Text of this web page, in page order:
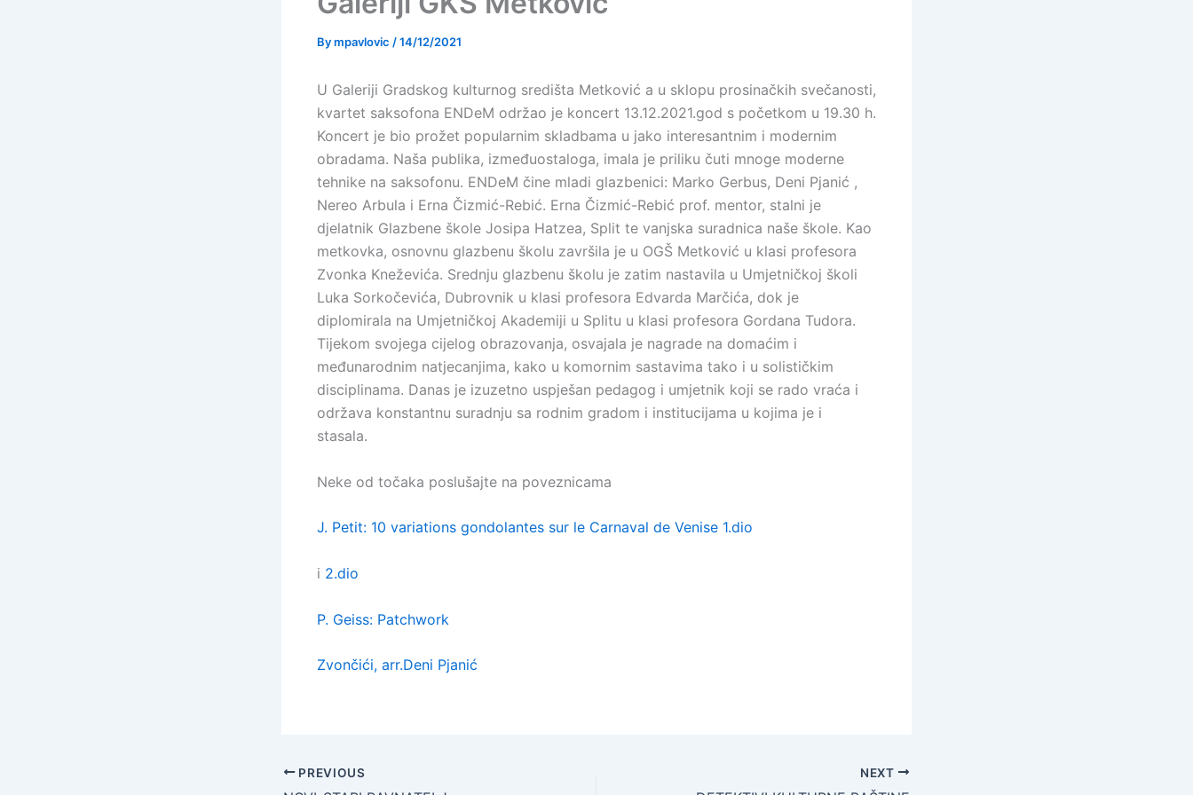
Bympavlovic /14/12/2021
U Galeriji Gradskog kulturnog središta Metković a u sklopu prosinačkih svečanosti,
kvartet saksofona ENDeM održao je koncert 13.12.2021.god s početkom u 19.30 h.
Koncert je bio prožet popularnim skladbama u jako interesantnim i modernim
obradama. Naša publika, izmeđuostaloga, imala je priliku čuti mnoge moderne
tehnike na saksofonu. ENDeM čine mladi glazbenici: Marko Gerbus, Deni Pjanić ,
Nereo Arbula i Erna Čizmić-Rebić. Erna Čizmić-Rebić prof. mentor, stalni je
djelatnik Glazbene škole Josipa Hatzea, Split te vanjska suradnica naše škole. Kao
metkovka, osnovnu glazbenu školu završila je u OGŠ Metković u klasi profesora
Zvonka Kneževića. Srednju glazbenu školu je zatim nastavila u Umjetničkoj školi
Luka Sorkočevića, Dubrovnik u klasi profesora Edvarda Marčića, dok je
diplomirala na Umjetničkoj Akademiji u Splitu u klasi profesora Gordana Tudora.
Tijekom svojega cijelog obrazovanja, osvajala je nagrade na domaćim i
međunarodnim natjecanjima, kako u komornim sastavima tako i u solističkim
disciplinama. Danas je izuzetno uspješan pedagog i umjetnik koji se rado vraća i
održava konstantnu suradnju sa rodnim gradom i institucijama u kojima je i
stasala.
Neke od točaka poslušajte na poveznicama
J. Petit: 10 variations gondolantes sur le Carnaval de Venise 1.dio
i 2.dio
P. Geiss: Patchwork
Zvončići, arr.Deni Pjanić
PREVIOUS NEXT